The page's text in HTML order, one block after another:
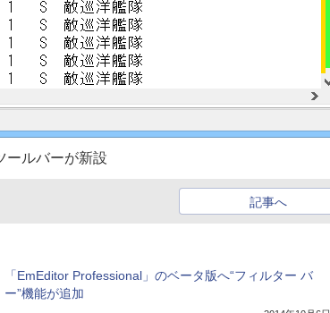
ールバーが新設
記事へ
「EmEditor Professional」のベータ版へ“フィルター バ
ー”機能が追加